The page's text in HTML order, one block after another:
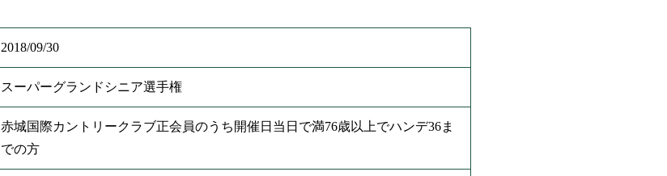
2018/09/30
スーパーグランドシニア選手権
赤城国際カントリークラブ正会員のうち開催日当日で満76歳以上でハンデ36ま
での方